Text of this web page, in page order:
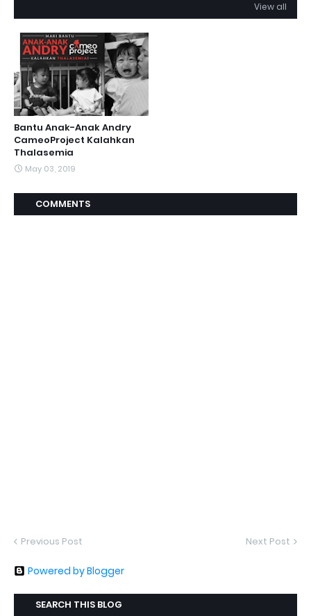
View all
Bantu Anak-Anak Andry
CameoProject Kalahkan
Thalasemia
May 03, 2019
COMMENTS
Previous Post Next Post
Powered by Blogger
SEARCH THIS BLOG